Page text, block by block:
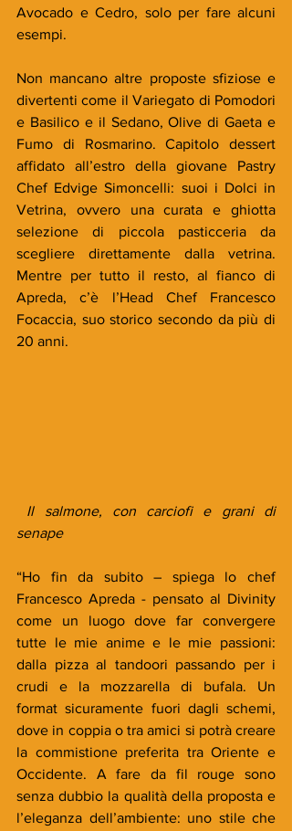
Avocado e Cedro, solo per fare alcuni
esempi.
Non mancano altre proposte sfiziose e
divertenti come il Variegato di Pomodori
e Basilico e il Sedano, Olive di Gaeta e
Fumo di Rosmarino. Capitolo dessert
affidato all’estro della giovane Pastry
Chef Edvige Simoncelli: suoi i Dolci in
Vetrina, ovvero una curata e ghiotta
selezione di piccola pasticceria da
scegliere direttamente dalla vetrina.
Mentre per tutto il resto, al fianco di
Apreda, c’è l’Head Chef Francesco
Focaccia, suo storico secondo da più di
20 anni.
senape
“Ho fin da subito – spiega lo chef
Francesco Apreda - pensato al Divinity
come un luogo dove far convergere
tutte le mie anime e le mie passioni:
dalla pizza al tandoori passando per i
crudi e la mozzarella di bufala. Un
format sicuramente fuori dagli schemi,
dove in coppia o tra amici si potrà creare
la commistione preferita tra Oriente e
Occidente. A fare da fil rouge sono
senza dubbio la qualità della proposta e
l’eleganza dell’ambiente: uno stile che